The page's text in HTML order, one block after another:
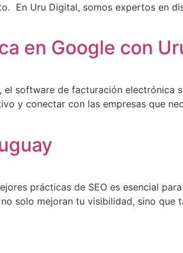
En Uru Digital, somos expertos en
en Google con
software de facturación electrónica
y conectar con las empresas que
prácticas de SEO es esencial
solo mejoran tu visibilidad, sino que